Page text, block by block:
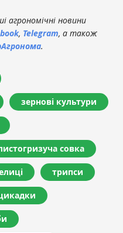
агрономічні новини
, Telegram, а також
.
зернові культури
совка
трипси